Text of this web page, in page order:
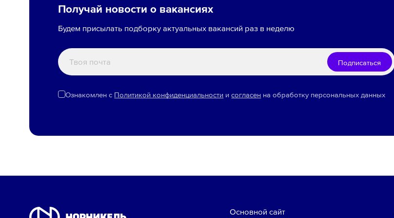
Получай новости о вакансиях
Будем присылать подборку актуальных вакансий раз в неделю
Подписаться
Ознакомлен с Политикой конфиденциальности исогласен на обработку персональных данных
Основной сайт